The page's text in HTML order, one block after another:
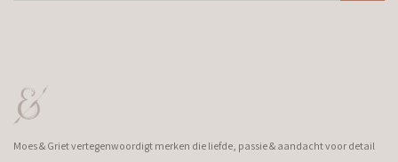
Moes & Griet vertegenwoordigt merken die liefde, passie & aandacht voor detail